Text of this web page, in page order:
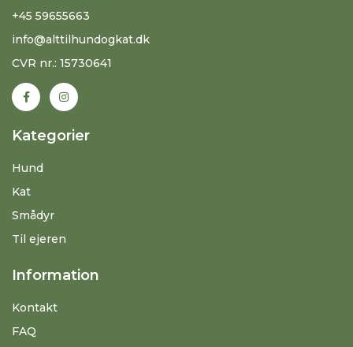
+45 59655663
info@alttilhundogkat.dk
CVR nr.: 15730641
Kategorier
Hund
Kat
Smådyr
Til ejeren
Information
Kontakt
FAQ